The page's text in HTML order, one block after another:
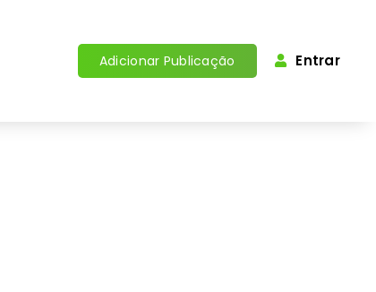
Adicionar Publicação Entrar